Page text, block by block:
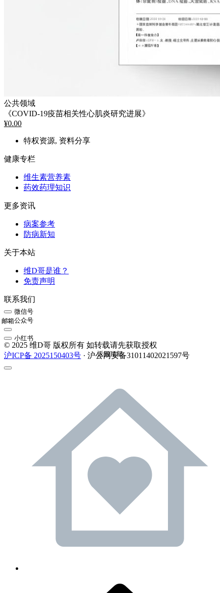
公共领域
《COVID-19疫苗相关性心肌炎研究进展》
¥0.00
特权资源, 资料分享
健康专栏
维生素营养素
药效药理知识
更多资讯
病案参考
防病新知
关于本站
维D哥是谁？
免责声明
联系我们
微信号
公众号
邮箱
小红书
© 2025 维D哥 版权所有 如转载请先获取授权
沪ICP备 2025150403号 · 沪公网安备31011402021597号
返回顶部